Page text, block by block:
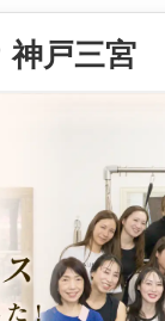
神戸三宮